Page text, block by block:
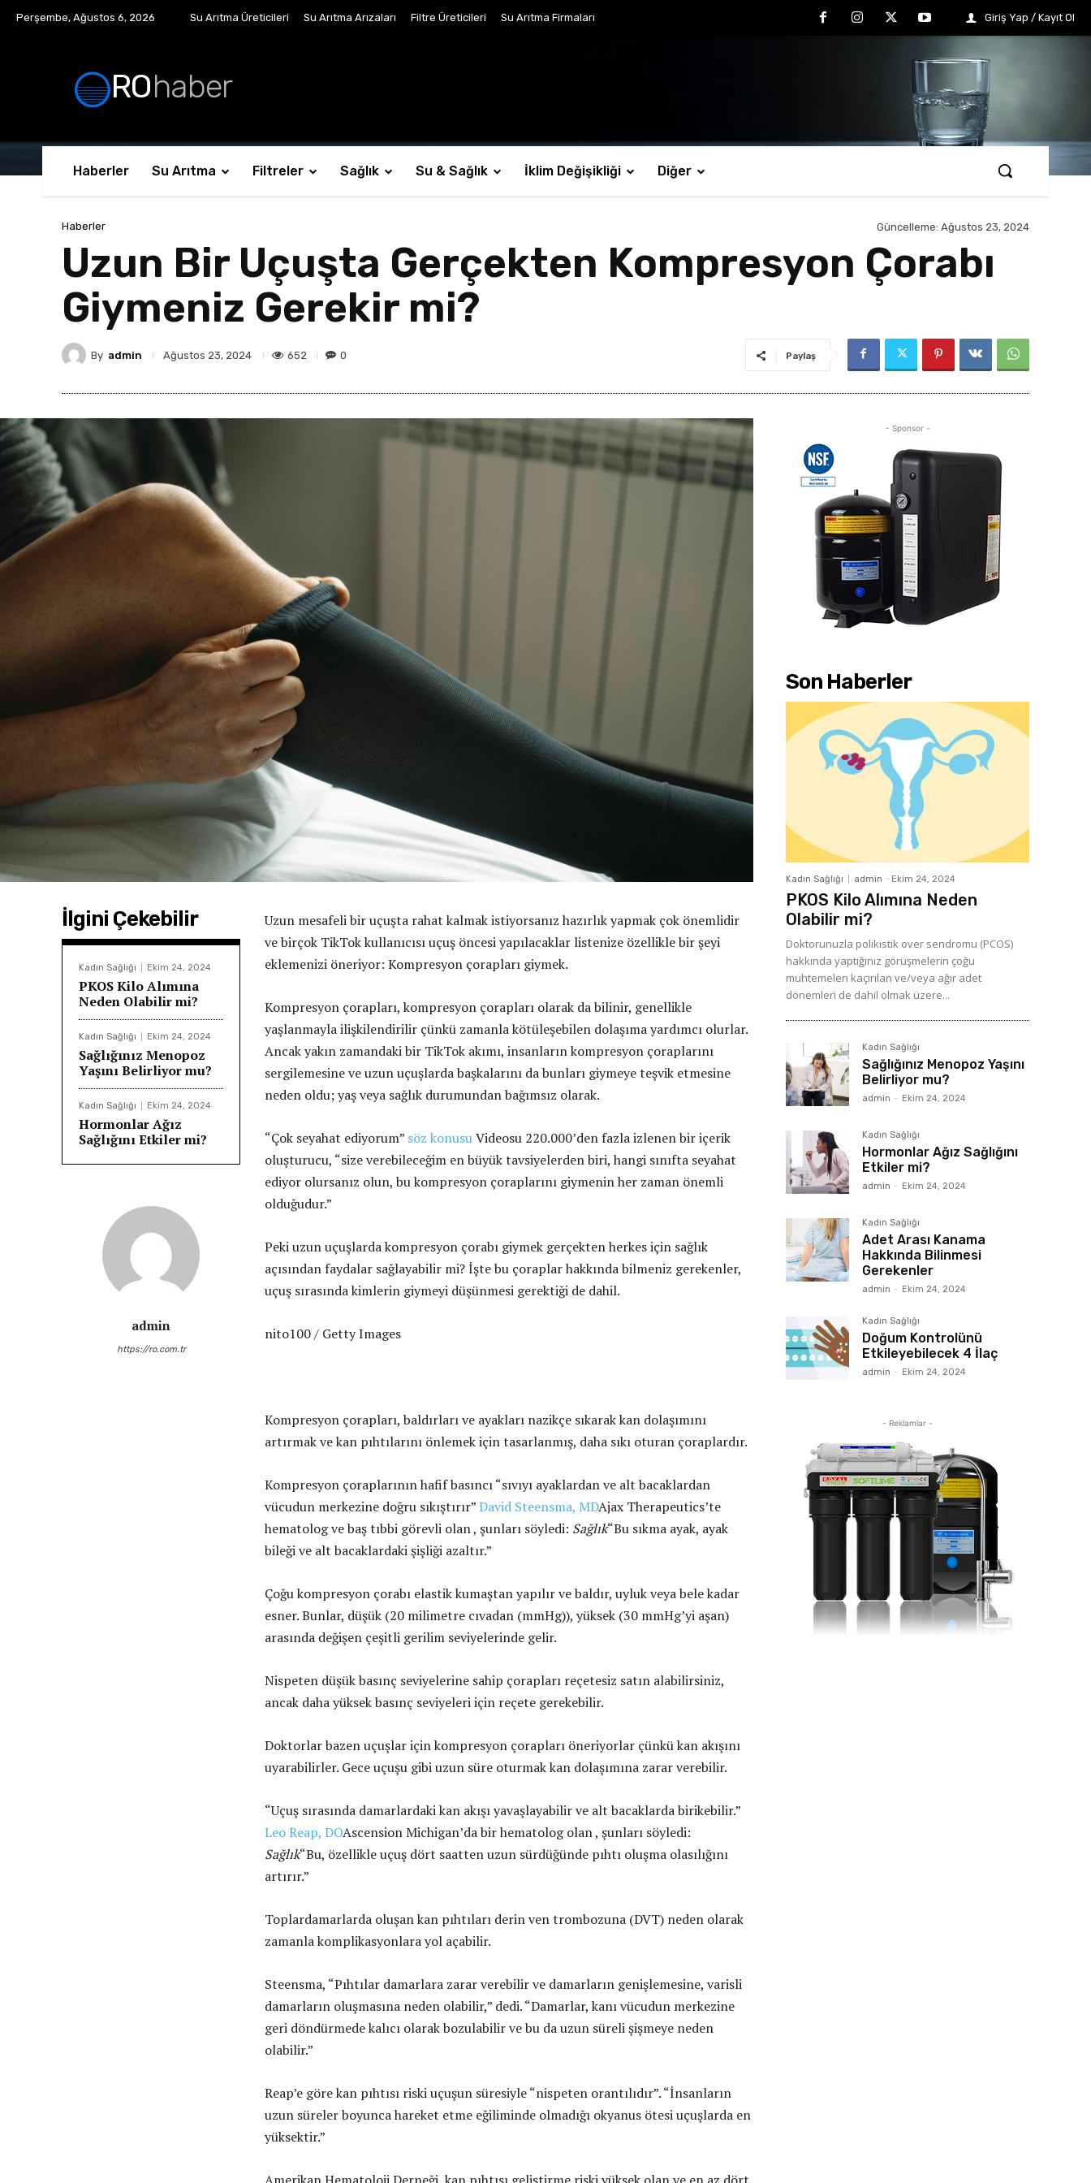
Perşembe, Ağustos 6, 2026 Su Arıtma Üreticileri Su Arıtma Arızaları Filtre Üreticileri Su Arıtma Firmaları Giriş Yap / Kayıt Ol
ROhaber
Haberler Su Arıtma Filtreler Sağlık Su & Sağlık İklim Değişikliği Diğer
Haberler Güncelleme: Ağustos 23, 2024
Uzun Bir Uçuşta Gerçekten Kompresyon Çorabı
Giymeniz Gerekir mi?
By admin Ağustos 23, 2024 652 0 Paylaş
İlgini Çekebilir
Kadın Sağlığı Ekim 24, 2024
PKOS Kilo Alımına
Neden Olabilir mi?
Kadın Sağlığı Ekim 24, 2024
Sağlığınız Menopoz
Yaşını Belirliyor mu?
Kadın Sağlığı Ekim 24, 2024
Hormonlar Ağız
Sağlığını Etkiler mi?
admin
https://ro.com.tr
Uzun mesafeli bir uçuşta rahat kalmak istiyorsanız hazırlık yapmak çok önemlidir
ve birçok TikTok kullanıcısı uçuş öncesi yapılacaklar listenize özellikle bir şeyi
eklemenizi öneriyor: Kompresyon çorapları giymek.
Kompresyon çorapları, kompresyon çorapları olarak da bilinir, genellikle
yaşlanmayla ilişkilendirilir çünkü zamanla kötüleşebilen dolaşıma yardımcı olurlar.
Ancak yakın zamandaki bir TikTok akımı, insanların kompresyon çoraplarını
sergilemesine ve uzun uçuşlarda başkalarını da bunları giymeye teşvik etmesine
neden oldu; yaş veya sağlık durumundan bağımsız olarak.
“Çok seyahat ediyorum” söz konusuVideosu 220.000’den fazla izlenen bir içerik
oluşturucu, “size verebileceğim en büyük tavsiyelerden biri, hangi sınıfta seyahat
ediyor olursanız olun, bu kompresyon çoraplarını giymenin her zaman önemli
olduğudur.”
Peki uzun uçuşlarda kompresyon çorabı giymek gerçekten herkes için sağlık
açısından faydalar sağlayabilir mi? İşte bu çoraplar hakkında bilmeniz gerekenler,
uçuş sırasında kimlerin giymeyi düşünmesi gerektiği de dahil.
nito100 / Getty Images
Kompresyon çorapları, baldırları ve ayakları nazikçe sıkarak kan dolaşımını
artırmak ve kan pıhtılarını önlemek için tasarlanmış, daha sıkı oturan çoraplardır.
Kompresyon çoraplarının hafif basıncı “sıvıyı ayaklardan ve alt bacaklardan
vücudun merkezine doğru sıkıştırır”David Steensma, MDAjax Therapeutics’te
hematolog ve baş tıbbi görevli olan , şunları söyledi: Sağlık“Bu sıkma ayak, ayak
bileği ve alt bacaklardaki şişliği azaltır.”
Çoğu kompresyon çorabı elastik kumaştan yapılır ve baldır, uyluk veya bele kadar
esner.Bunlar, düşük (20 milimetre cıvadan (mmHg)), yüksek (30 mmHg’yi aşan)
arasında değişen çeşitli gerilim seviyelerinde gelir.
Nispeten düşük basınç seviyelerine sahip çorapları reçetesiz satın alabilirsiniz,
ancak daha yüksek basınç seviyeleri için reçete gerekebilir.
Doktorlar bazen uçuşlar için kompresyon çorapları öneriyorlar çünkü kan akışını
uyarabilirler. Gece uçuşu gibi uzun süre oturmak kan dolaşımına zarar verebilir.
“Uçuş sırasında damarlardaki kan akışı yavaşlayabilir ve alt bacaklarda birikebilir.”
Leo Reap, DOAscension Michigan’da bir hematolog olan , şunları söyledi:
Sağlık“Bu, özellikle uçuş dört saatten uzun sürdüğünde pıhtı oluşma olasılığını
artırır.”
Toplardamarlarda oluşan kan pıhtıları derin ven trombozuna (DVT) neden olarak
zamanla komplikasyonlara yol açabilir.
Steensma, “Pıhtılar damarlara zarar verebilir ve damarların genişlemesine, varisli
damarların oluşmasına neden olabilir,” dedi. “Damarlar, kanı vücudun merkezine
geri döndürmede kalıcı olarak bozulabilir ve bu da uzun süreli şişmeye neden
olabilir.”
Reap’e göre kan pıhtısı riski uçuşun süresiyle “nispeten orantılıdır”. “İnsanların
uzun süreler boyunca hareket etme eğiliminde olmadığı okyanus ötesi uçuşlarda en
yüksektir.”
- Sponsor -
Son Haberler
Kadın Sağlığı admin - Ekim 24, 2024
PKOS Kilo Alımına Neden
Olabilir mi?
Doktorunuzla polikistik over sendromu (PCOS)
hakkında yaptığınız görüşmelerin çoğu
muhtemelen kaçırılan ve/veya ağır adet
dönemleri de dahil olmak üzere...
Kadın Sağlığı
Sağlığınız Menopoz Yaşını
Belirliyor mu?
admin - Ekim 24, 2024
Kadın Sağlığı
Hormonlar Ağız Sağlığını
Etkiler mi?
admin - Ekim 24, 2024
Kadın Sağlığı
Adet Arası Kanama
Hakkında Bilinmesi
Gerekenler
admin - Ekim 24, 2024
Kadın Sağlığı
Doğum Kontrolünü
Etkileyebilecek 4 İlaç
admin - Ekim 24, 2024
- Reklamlar -